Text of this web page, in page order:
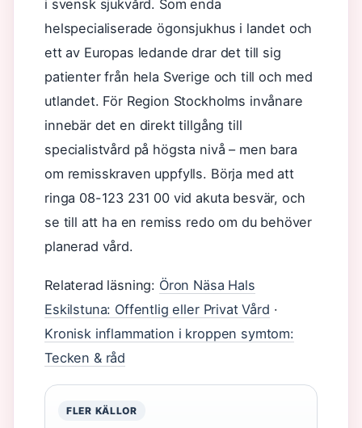
i svensk sjukvård. Som enda
helspecialiserade ögonsjukhus i landet och
ett av Europas ledande drar det till sig
patienter från hela Sverige och till och med
utlandet. För Region Stockholms invånare
innebär det en direkt tillgång till
specialistvård på högsta nivå – men bara
om remisskraven uppfylls. Börja med att
ringa 08-123 231 00 vid akuta besvär, och
se till att ha en remiss redo om du behöver
planerad vård.
Relaterad läsning: Öron Näsa Hals
Eskilstuna: Offentlig eller Privat Vård ·
Kronisk inflammation i kroppen symtom:
Tecken & råd
FLER KÄLLOR